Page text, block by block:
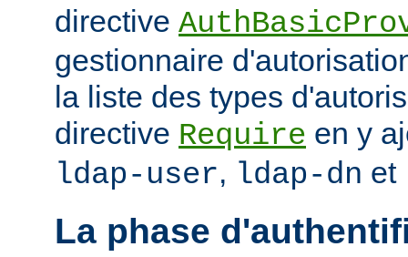
directive
gestionnaire
la liste des types
directive Require en y
ldap-user, ldap-dn et
La phase